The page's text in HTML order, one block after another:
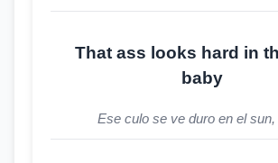
That ass looks hard in
baby
Ese culo se ve duro en el sun,